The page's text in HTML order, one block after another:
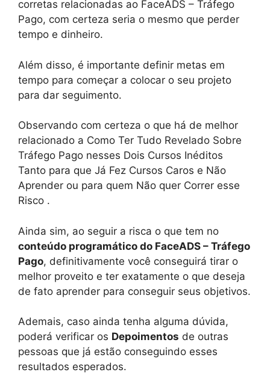
corretas relacionadas ao FaceADS – Tráfego
Pago, com certeza seria o mesmo que perder
tempo e dinheiro.
Além disso, é importante definir metas em
tempo para começar a colocar o seu projeto
para dar seguimento.
Observando com certeza o que há de melhor
relacionado a Como Ter Tudo Revelado Sobre
Tráfego Pago nesses Dois Cursos Inéditos
Tanto para que Já Fez Cursos Caros e Não
Aprender ou para quem Não quer Correr esse
Risco .
Ainda sim, ao seguir a risca o que tem no
conteúdo programático do FaceADS – Tráfego
Pago, definitivamente você conseguirá tirar o
melhor proveito e ter exatamente o que deseja
de fato aprender para conseguir seus objetivos.
Ademais, caso ainda tenha alguma dúvida,
poderá verificar os Depoimentos de outras
pessoas que já estão conseguindo esses
resultados esperados.